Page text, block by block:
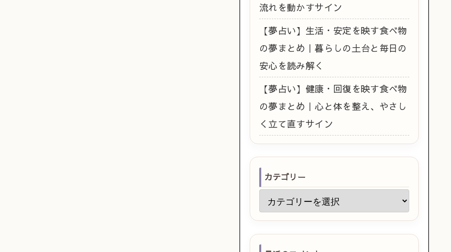
流れを動かすサイン
【夢占い】生活・安定を映す食べ物
の夢まとめ｜暮らしの土台と毎日の
安心を読み解く
【夢占い】健康・回復を映す食べ物
の夢まとめ｜心と体を整え、やさし
く立て直すサイン
カテゴリー